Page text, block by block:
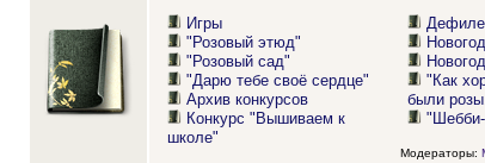
Игры
"Розовый этюд"
"Розовый сад"
"Дарю тебе своё сердце"
Архив конкурсов
Конкурс "Вышиваем к
школе"
"Как
были
Модераторы: